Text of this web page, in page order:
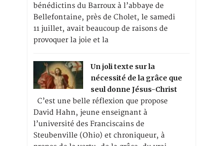
bénédictins du Barroux à l’abbaye de
Bellefontaine, près de Cholet, le samedi
11 juillet, avait beaucoup de raisons de
provoquer la joie et la
Un joli texte sur la
nécessité de la grâce que
seul donne Jésus-Christ
C’est une belle réflexion que propose
David Hahn, jeune enseignant à
l’université des Franciscains de
Steubenville (Ohio) et chroniqueur, à